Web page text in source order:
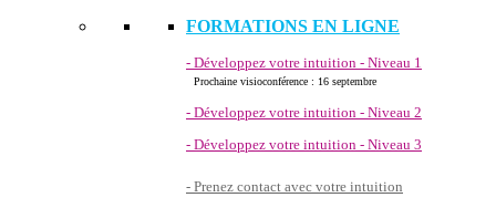
FORMATIONS EN LIGNE
- Développez votre intuition - Niveau 1
Prochaine visioconférence : 16 septembre
- Développez votre intuition - Niveau 2
- Développez votre intuition - Niveau 3
- Prenez contact avec votre intuition